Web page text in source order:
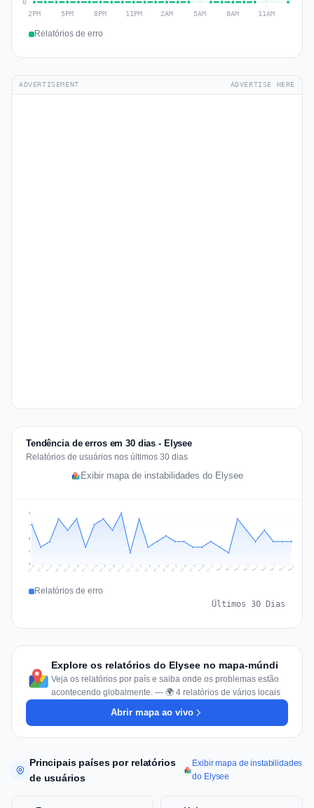
Relatórios de erro
ADVERTISEMENT ADVERTISE HERE
Tendência de erros em 30 dias - Elysee
Relatórios de usuários nos últimos 30 dias
Exibir mapa de instabilidades do Elysee
2
5
7
9
Jul 11 Jul 12 Jul 13 Jul 14 Jul 15 Jul 16 Jul 17 Jul 18 Jul 19 Jul 20 Jul 21 Jul 22 Jul 23 Jul 24 Jul 25 Jul 26 Jul 27 Jul 28 Jul 29 Jul 30 Jul 31 Aug 1 Aug 2 Aug 3 Aug 4 Aug 5 Aug 6 Aug 7 Aug 8 Aug 9
Relatórios de erro
Últimos 30 Dias
Explore os relatórios do Elysee no mapa-múndi
Veja os relatórios por país e saiba onde os problemas estão
acontecendo globalmente. — 🌍 4 relatórios de vários locais
Abrir mapa ao vivo
Principais países por relatórios
de usuários
Exibir mapa de instabilidades
do Elysee